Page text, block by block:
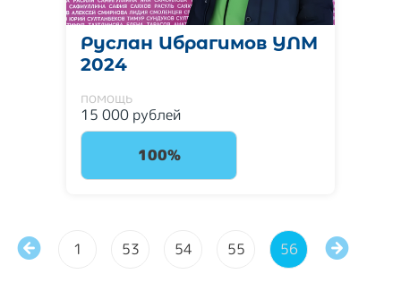
Руслан Ибрагимов УЛМ
2024
помощь
15 000 рублей
100%
1 53 54 55 56